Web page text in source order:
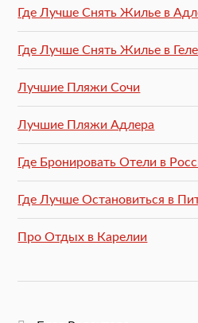
Где Лучше Снять Жилье в
Где Лучше Снять Жилье в
Лучшие Пляжи Сочи
Лучшие Пляжи Адлера
Где Бронировать Отели в
Где Лучше Остановиться в
Про Отдых в Карелии